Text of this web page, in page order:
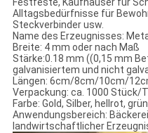
Festfeste, Kaufhäuser für
Alltagsbedürfnisse für
Steckverbinder usw.
Name des Erzeugnisses:
Breite: 4 mm oder nach Maß
Stärke:0.18 mm ((0,15 mm
galvanisiertem und nicht
Längen: 6cm/8cm/10cm/
Verpackung: ca. 1000 Stück/
Farbe: Gold, Silber, hellrot,
Anwendungsbereich:
landwirtschaftlicher